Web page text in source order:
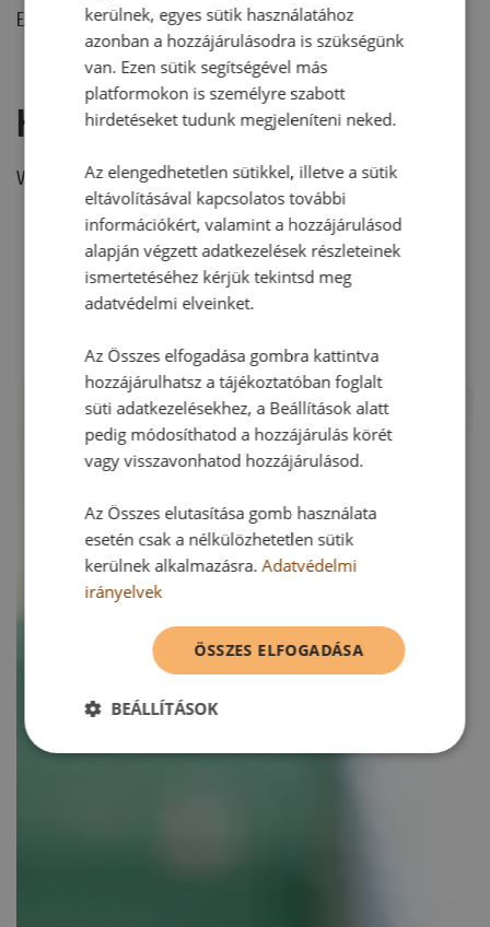
Ehhez a recepthez még nem érkezett hozzászólás.
Hozzászólás írása
Vélemény írásához, kérjük,jelentkezz be!
RECEPTAJÁNLÓ
kerülnek, egyes sütik használatához
azonban a hozzájárulásodra is szükségünk
van. Ezen sütik segítségével más
platformokon is személyre szabott
hirdetéseket tudunk megjeleníteni neked.
Az elengedhetetlen sütikkel, illetve a sütik
eltávolításával kapcsolatos további
információkért, valamint a hozzájárulásod
alapján végzett adatkezelések részleteinek
ismertetéséhez kérjük tekintsd meg
adatvédelmi elveinket.
Az Összes elfogadása gombra kattintva
hozzájárulhatsz a tájékoztatóban foglalt
süti adatkezelésekhez, a Beállítások alatt
pedig módosíthatod a hozzájárulás körét
vagy visszavonhatod hozzájárulásod.
Az Összes elutasítása gomb használata
esetén csak a nélkülözhetetlen sütik
kerülnek alkalmazásra.Adatvédelmi
irányelvek
ÖSSZES ELFOGADÁSA
BEÁLLÍTÁSOK